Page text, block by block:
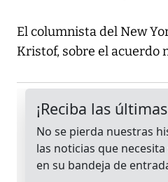
El columnista del New
Kristof, sobre el acuerdo